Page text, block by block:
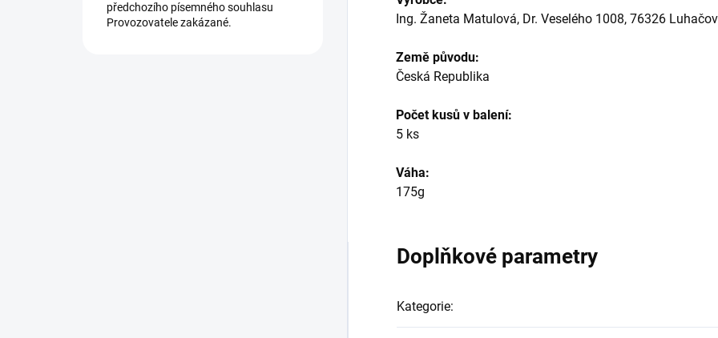
předchozího písemného souhlasu
Provozovatele zakázané.
Ing. Žaneta Matulová, Dr. Veselého 1008, 76326
Země původu:
Česká Republika
Počet kusů v balení:
5 ks
Váha:
175g
Doplňkové parametry
Kategorie: